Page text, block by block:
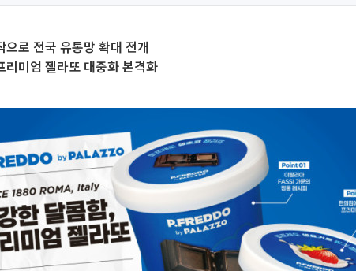
으로 전국 유통망 확대 전개
리미엄 젤라또 대중화 본격화